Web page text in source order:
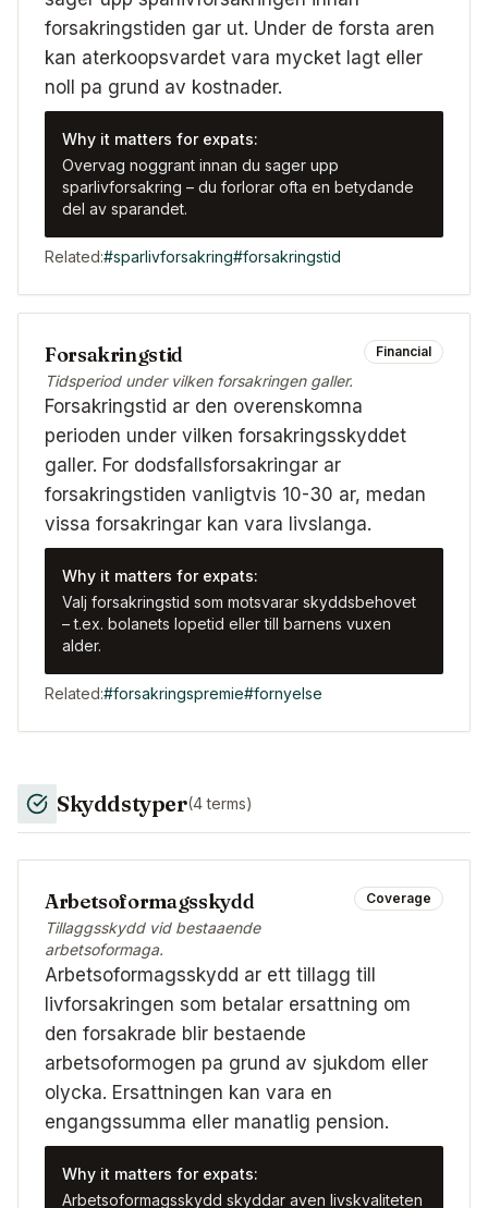
forsakringstiden gar ut. Under de forsta aren
kan aterkoopsvardet vara mycket lagt eller
noll pa grund av kostnader.
Why it matters for expats:
Overvag noggrant innan du sager upp
sparlivforsakring – du forlorar ofta en betydande
del av sparandet.
Related:#sparlivforsakring#forsakringstid
Forsakringstid
Tidsperiod under vilken forsakringen galler.
Financial
Forsakringstid ar den overenskomna
perioden under vilken forsakringsskyddet
galler. For dodsfallsforsakringar ar
forsakringstiden vanligtvis 10-30 ar, medan
vissa forsakringar kan vara livslanga.
Why it matters for expats:
Valj forsakringstid som motsvarar skyddsbehovet
– t.ex. bolanets lopetid eller till barnens vuxen
alder.
Related:#forsakringspremie#fornyelse
Skyddstyper(4terms)
Arbetsoformagsskydd
Tillaggsskydd vid bestaaende
arbetsoformaga.
Coverage
Arbetsoformagsskydd ar ett tillagg till
livforsakringen som betalar ersattning om
den forsakrade blir bestaende
arbetsoformogen pa grund av sjukdom eller
olycka. Ersattningen kan vara en
engangssumma eller manatlig pension.
Why it matters for expats:
Arbetsoformagsskydd skyddar aven livskvaliteten